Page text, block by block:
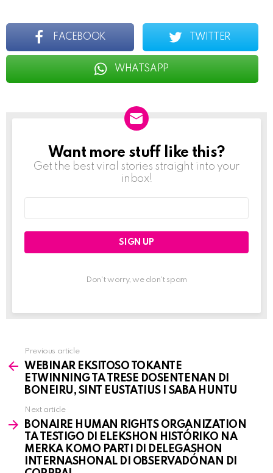
FACEBOOK TWITTER
WHATSAPP
NEWSLETTER
Want more stuff like this?
Get the best viral stories straight into your
inbox!
Don't worry, we don't spam
more
Previous article
WEBINAR EKSITOSO TOKANTE
ETWINNING TA TRESE DOSENTENAN DI
BONEIRU, SINT EUSTATIUS I SABA HUNTU
Next article
BONAIRE HUMAN RIGHTS ORGANIZATION
TA TESTIGO DI ELEKSHON HISTÓRIKO NA
MERKA KOMO PARTI DI DELEGASHON
INTERNASHONAL DI OBSERVADÓNAN DI